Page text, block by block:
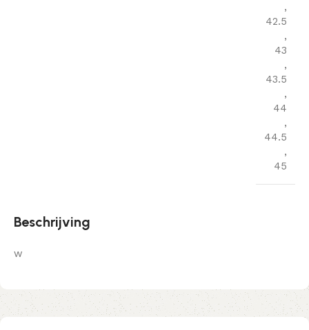
,
42.5
,
43
,
43.5
,
44
,
44.5
,
45
Beschrijving
w